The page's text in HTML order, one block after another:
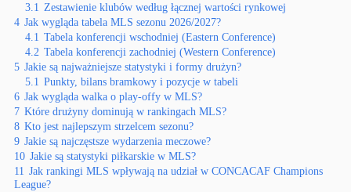
3.1 Zestawienie klubów według łącznej wartości rynkowej
4 Jak wygląda tabela MLS sezonu 2026/2027?
4.1 Tabela konferencji wschodniej (Eastern Conference)
4.2 Tabela konferencji zachodniej (Western Conference)
5 Jakie są najważniejsze statystyki i formy drużyn?
5.1 Punkty, bilans bramkowy i pozycje w tabeli
6 Jak wygląda walka o play-offy w MLS?
7 Które drużyny dominują w rankingach MLS?
8 Kto jest najlepszym strzelcem sezonu?
9 Jakie są najczęstsze wydarzenia meczowe?
10 Jakie są statystyki piłkarskie w MLS?
11 Jak rankingi MLS wpływają na udział w CONCACAF Champions
League?